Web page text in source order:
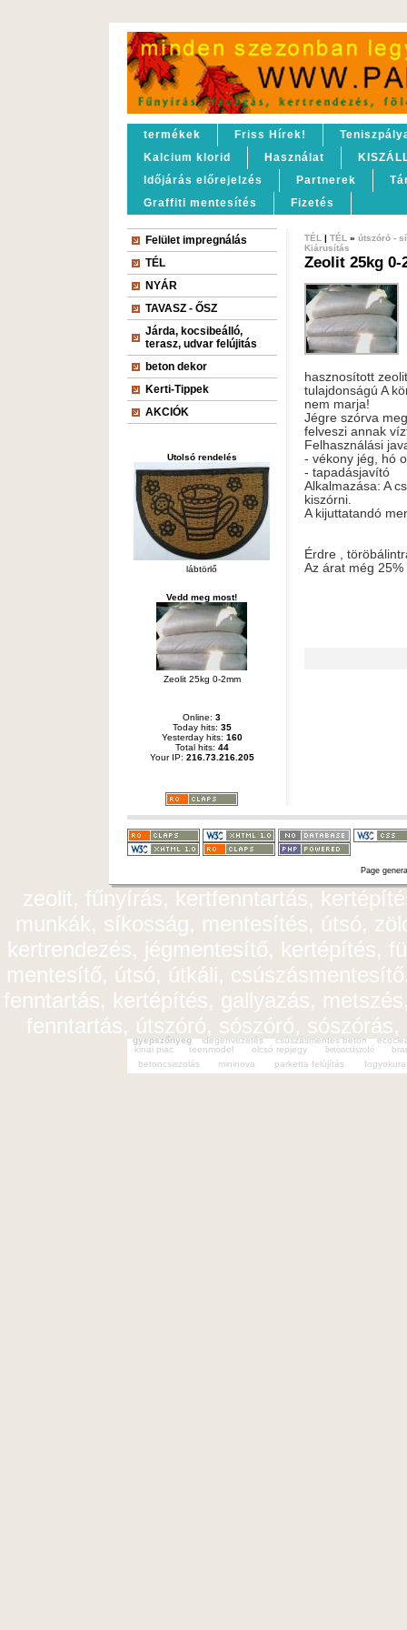
termékek Friss Hírek!
Kalcium klorid
Használat
Időjárás előrejelzés
Partnerek
Graffiti mentesítés
Fizetés
Felület impregnálás
TÉL
NYÁR
TAVASZ - ŐSZ
Járda, kocsibeálló,
terasz, udvar felújitás
beton dekor
Kerti-Tippek
AKCIÓK
Utolsó rendelés
lábtörlő
Vedd meg most!
Zeolit 25kg 0-2mm
Online: 3
Today hits: 35
Yesterday hits: 160
Total hits: 44
Your IP: 216.73.216.205
TÉL | TÉL » útszóró -
Kiárusítás
Zeolit 25kg 0-
hasznosított
tulajdonságú A
nem marja!
Jégre szórva
felveszi annak
Felhasználási
- vékony jég, hó
- tapadásjavító
Alkalmazása: A
kiszórni.
A kijuttatandó
Érdre ,
Az árat még 25%
Page
zeolit, fűnyírás, kertfenntartás,
munkák, síkosság, mentesítés, útsó,
kertrendezés, jégmentesítő, kertépítés,
mentesítő, útsó, útkáli,
fenntartás, kertépítés, gallyazás,
fenntartás, útszóró, sószóró,
gyepszőnyeg idegenvezetés csúszásmentes beton
kinai piac
teenmodel olcsó repjegy betoncsiszoló
betoncsiszolás
mininova parketta felújítás fogyokura